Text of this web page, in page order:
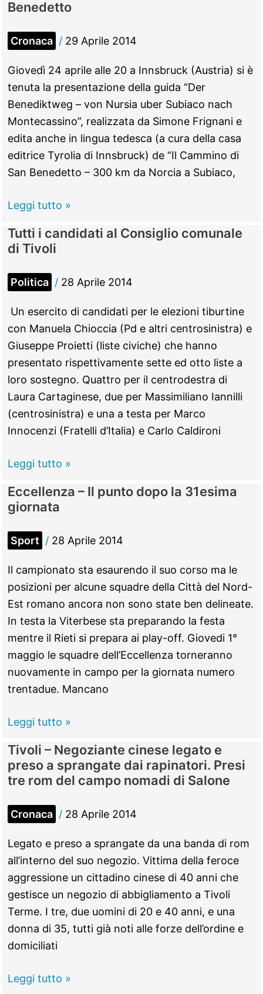
dei
Cartai
a
Firenze
per
la
Mostra
Internazionale
dell’Artigianato
Benedetto
Cronaca / 29 Aprile 2014
Giovedì 24 aprile alle 20 a Innsbruck (Austria) si è
tenuta la presentazione della guida “Der
Benediktweg – von Nursia uber Subiaco nach
Montecassino”, realizzata da Simone Frignani e
edita anche in lingua tedesca (a cura della casa
editrice Tyrolia di Innsbruck) de “Il Cammino di
San Benedetto – 300 km da Norcia a Subiaco,
Subiaco
Ad
Innsbruck
presentata
la
nuova
guida
del
Cammino
di
San
Benedetto
Leggi tutto »
Tutti i candidati al Consiglio comunale
di Tivoli
Politica / 28 Aprile 2014
Un esercito di candidati per le elezioni tiburtine
con Manuela Chioccia (Pd e altri centrosinistra) e
Giuseppe Proietti (liste civiche) che hanno
presentato rispettivamente sette ed otto liste a
loro sostegno. Quattro per il centrodestra di
Laura Cartaginese, due per Massimiliano Iannilli
(centrosinistra) e una a testa per Marco
Innocenzi (Fratelli d’Italia) e Carlo Caldironi
Tutti
candidati
al
Consiglio
comunale
di
Tivoli
Leggi tutto »
Eccellenza – Il punto dopo la 31esima
giornata
Sport / 28 Aprile 2014
Il campionato sta esaurendo il suo corso ma le
posizioni per alcune squadre della Città del Nord-
Est romano ancora non sono state ben delineate.
In testa la Viterbese sta preparando la festa
mentre il Rieti si prepara ai play-off. Giovedi 1°
maggio le squadre dell’Eccellenza torneranno
nuovamente in campo per la giornata numero
trentadue. Mancano
Eccellenza
Il
punto
dopo
la
31esima
giornata
Leggi tutto »
Tivoli – Negoziante cinese legato e
preso a sprangate dai rapinatori. Presi
tre rom del campo nomadi di Salone
Cronaca / 28 Aprile 2014
Legato e preso a sprangate da una banda di rom
all’interno del suo negozio. Vittima della feroce
aggressione un cittadino cinese di 40 anni che
gestisce un negozio di abbigliamento a Tivoli
Terme. I tre, due uomini di 20 e 40 anni, e una
donna di 35, tutti già noti alle forze dell’ordine e
domiciliati
Tivoli
Leggi tutto »